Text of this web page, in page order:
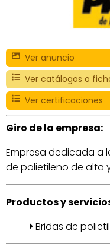
Ver anuncio
Ver catálogos o
Ver certificaciones
Giro de la empresa:
Empresa dedicada a
de polietileno de alta
Productos y
Bridas de